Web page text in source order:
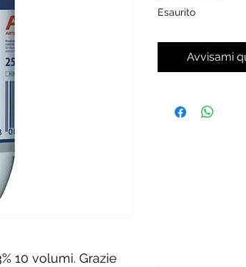
10 volumi. Grazie
Esaurito
Avvisami